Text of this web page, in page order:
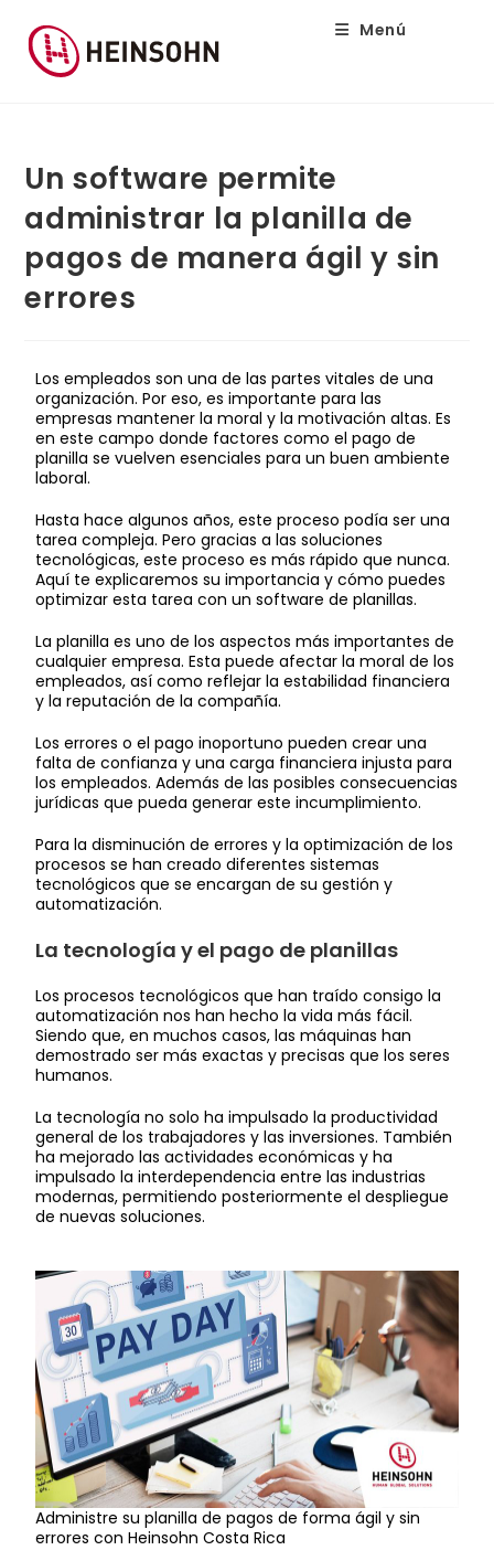
Menú
Un software permite
administrar la planilla de
pagos de manera ágil y sin
errores
Los empleados son una de las partes vitales de una
organización. Por eso, es importante para las
empresas mantener la moral y la motivación altas. Es
en este campo donde factores como el pago de
planilla se vuelven esenciales para un buen ambiente
laboral.
Hasta hace algunos años, este proceso podía ser una
tarea compleja. Pero gracias a las soluciones
tecnológicas, este proceso es más rápido que nunca.
Aquí te explicaremos su importancia y cómo puedes
optimizar esta tarea con un software de planillas.
La planilla es uno de los aspectos más importantes de
cualquier empresa. Esta puede afectar la moral de los
empleados, así como reflejar la estabilidad financiera
y la reputación de la compañía.
Los errores o el pago inoportuno pueden crear una
falta de confianza y una carga financiera injusta para
los empleados. Además de las posibles consecuencias
jurídicas que pueda generar este incumplimiento.
Para la disminución de errores y la optimización de los
procesos se han creado diferentes sistemas
tecnológicos que se encargan de su gestión y
automatización.
La tecnología y el pago de planillas
Los procesos tecnológicos que han traído consigo la
automatización nos han hecho la vida más fácil.
Siendo que, en muchos casos, las máquinas han
demostrado ser más exactas y precisas que los seres
humanos.
La tecnología no solo ha impulsado la productividad
general de los trabajadores y las inversiones. También
ha mejorado las actividades económicas y ha
impulsado la interdependencia entre las industrias
modernas, permitiendo posteriormente el despliegue
de nuevas soluciones.
Administre su planilla de pagos de forma ágil y sin
errores con Heinsohn Costa Rica